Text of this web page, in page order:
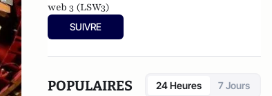
web 3 (LSW3)
SUIVRE
POPULAIRES 24 Heures 7 Jours